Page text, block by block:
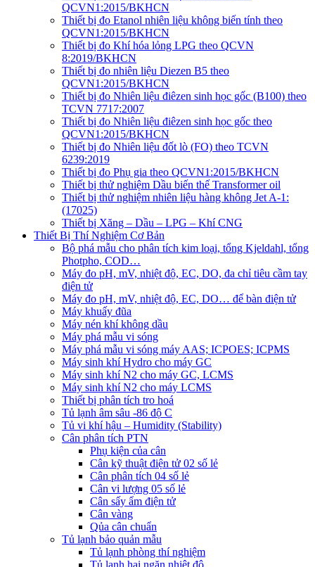
QCVN1:2015/BKHCN
Thiết bị đo Etanol nhiên liệu không biến tính theo
QCVN1:2015/BKHCN
Thiết bị đo Khí hóa lỏng LPG theo QCVN
8:2019/BKHCN
Thiết bị đo nhiên liệu Diezen B5 theo
QCVN1:2015/BKHCN
Thiết bị đo Nhiên liệu điêzen sinh học gốc (B100) theo
TCVN 7717:2007
Thiết bị đo Nhiên liệu điêzen sinh học gốc theo
QCVN1:2015/BKHCN
Thiết bị đo Nhiên liệu đốt lò (FO) theo TCVN
6239:2019
Thiết bị đo Phụ gia theo QCVN1:2015/BKHCN
Thiết bị thử nghiệm Dầu biến thế Transformer oil
Thiết bị thử nghiệm nhiên liệu hàng không Jet A-1:
(17025)
Thiết bị Xăng – Dầu – LPG – Khí CNG
Thiết Bị Thí Nghiệm Cơ Bản
Bộ phá mẫu cho phân tích kim loại, tổng Kjeldahl, tổng
Photpho, COD…
Máy đo pH, mV, nhiệt độ, EC, DO, đa chỉ tiêu cầm tay
điện tử
Máy đo pH, mV, nhiệt độ, EC, DO… để bàn điện tử
Máy khuấy đũa
Máy nén khí không dầu
Máy phá mẫu vi sóng
Máy phá mẫu vi sóng máy AAS; ICPOES; ICPMS
Máy sinh khí Hydro cho máy GC
Máy sinh khí N2 cho máy GC, LCMS
Máy sinh khí N2 cho máy LCMS
Thiết bị phân tích tro hoá
Tủ lạnh âm sâu -86 độ C
Tủ vi khí hậu – Humidity (Stability)
Cân phân tích PTN
Phụ kiện của cân
Cân kỹ thuật điện tử 02 số lẻ
Cân phân tích 04 số lẻ
Cân vi lượng 05 số lẻ
Cân sấy ẩm điện tử
Cân vàng
Qủa cân chuẩn
Tủ lạnh bảo quản mẫu
Tủ lạnh phòng thí nghiệm
Tủ lạnh hai ngăn nhiệt độ